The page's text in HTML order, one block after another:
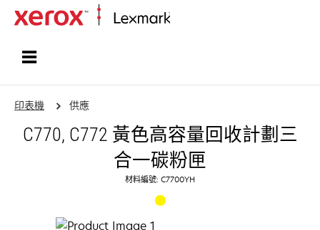
印表機 供應
C770, C772 黃色高容量回收計劃三
合一碳粉匣
材料編號: C7700YH